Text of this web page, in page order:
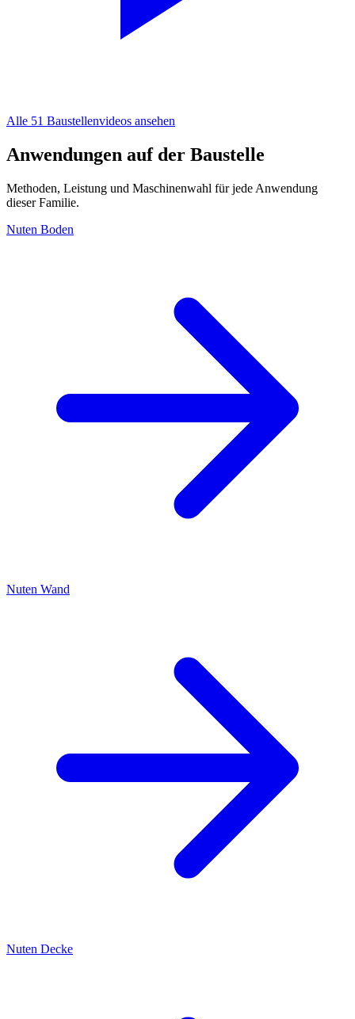
Alle 51 Baustellenvideos ansehen
Anwendungen auf der Baustelle
Methoden, Leistung und Maschinenwahl für jede Anwendung
dieser Familie.
Nuten Boden
Nuten Wand
Nuten Decke